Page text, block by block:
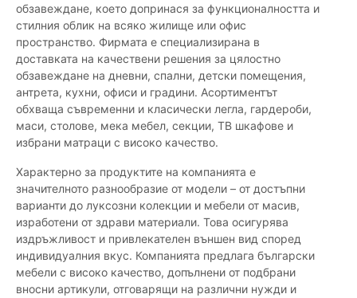
обзавеждане, което допринася за функционалността и
стилния облик на всяко жилище или офис
пространство. Фирмата е специализирана в
доставката на качествени решения за цялостно
обзавеждане на дневни, спални, детски помещения,
антрета, кухни, офиси и градини. Асортиментът
обхваща съвременни и класически легла, гардероби,
маси, столове, мека мебел, секции, ТВ шкафове и
избрани матраци с високо качество.
Характерно за продуктите на компанията е
значителното разнообразие от модели – от достъпни
варианти до луксозни колекции и мебели от масив,
изработени от здрави материали. Това осигурява
издръжливост и привлекателен външен вид според
индивидуалния вкус. Компанията предлага български
мебели с високо качество, допълнени от подбрани
вносни артикули, отговарящи на различни нужди и